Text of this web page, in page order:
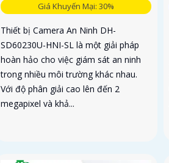
Giá Khuyến Mại: 30%
Thiết bị Camera An Ninh DH-
SD60230U-HNI-SL là một giải pháp
hoàn hảo cho việc giám sát an ninh
trong nhiều môi trường khác nhau.
Với độ phân giải cao lên đến 2
megapixel và khả...